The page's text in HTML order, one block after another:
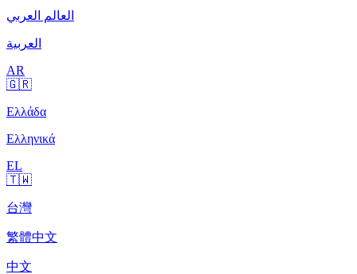
العالم العربي
العربية
AR
🇬🇷
Ελλάδα
Ελληνικά
EL
🇹🇼
台灣
繁體中文
中文